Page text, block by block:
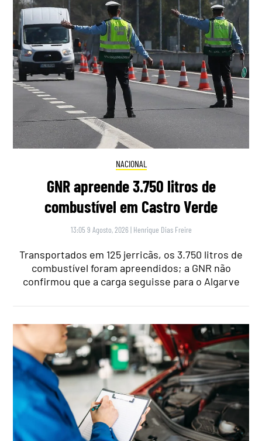
NACIONAL
GNR apreende 3.750 litros de
combustível em Castro Verde
13:05 9 Agosto, 2026 | Henrique Dias Freire
Transportados em 125 jerricãs, os 3.750 litros de
combustível foram apreendidos; a GNR não
confirmou que a carga seguisse para o Algarve